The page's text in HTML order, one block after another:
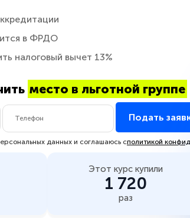
в ФРДО
налоговый вычет 13%
место в льготной группе
Подать
данных и соглашаюсь сполитикой
Этот курс купили
1 720
раз